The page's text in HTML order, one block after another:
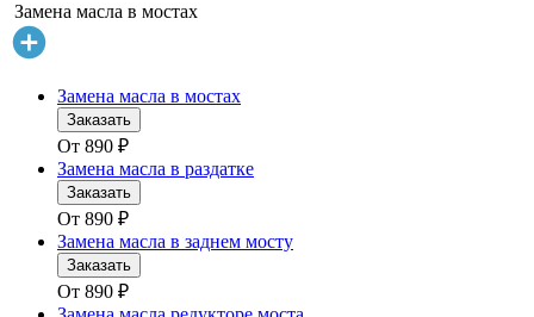
Замена масла в мостах
Замена масла в мостах
Заказать
От 890 ₽
Замена масла в раздатке
Заказать
От 890 ₽
Замена масла в заднем мосту
Заказать
От 890 ₽